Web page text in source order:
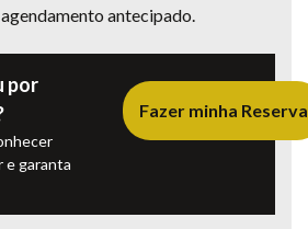
antecipado.
por
e garanta
Fazer minha Reserva